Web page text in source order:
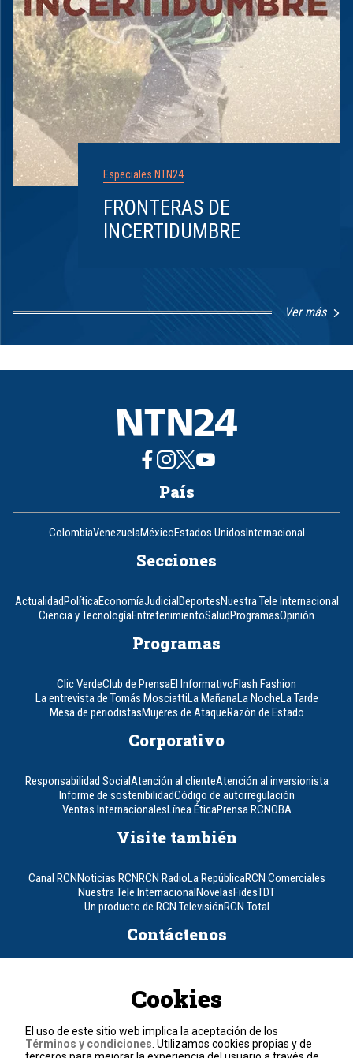
Especiales NTN24
FRONTERAS DE
INCERTIDUMBRE
Ver más
1
8
País
ColombiaVenezuelaMéxicoEstados UnidosInternacional
Secciones
ActualidadPolíticaEconomíaJudicialDeportesNuestra Tele Internacional
Ciencia y TecnologíaEntretenimientoSaludProgramasOpinión
Programas
Clic VerdeClub de PrensaEl InformativoFlash Fashion
La entrevista de Tomás MosciattiLa MañanaLa NocheLa Tarde
Mesa de periodistasMujeres de AtaqueRazón de Estado
Corporativo
Responsabilidad SocialAtención al clienteAtención al inversionista
Informe de sostenibilidadCódigo de autorregulación
Ventas InternacionalesLínea ÉticaPrensa RCNOBA
Visite también
Canal RCNNoticias RCNRCN RadioLa RepúblicaRCN Comerciales
Nuestra Tele InternacionalNovelasFidesTDT
Un producto de RCN TelevisiónRCN Total
Contáctenos
Política de cookies
Términos y condiciones
Cookies
El uso de este sitio web implica la aceptación de los
Términos y condiciones . Utilizamos cookies propias y de